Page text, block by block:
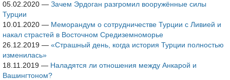
05.02.2020 — Зачем Эрдоган разгромил вооружённые силы
Турции
10.01.2020 — Меморандум о сотрудничестве Турции с Ливией и
накал страстей в Восточном Средиземноморье
26.12.2019 — «Страшный день, когда история Турции полностью
изменилась»
18.11.2019 — Наладятся ли отношения между Анкарой и
Вашингтоном?